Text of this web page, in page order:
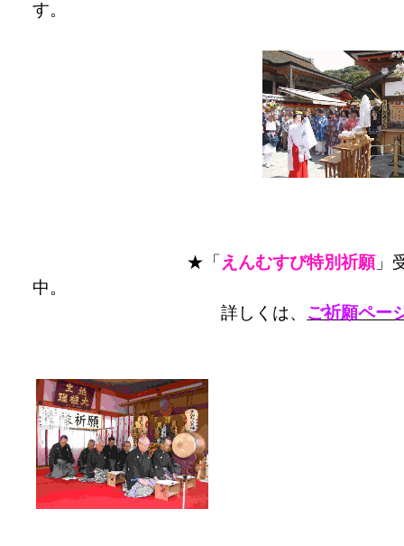
す
★「 えんむすび特別祈願」
中。
詳しくは、 ご祈願ペー